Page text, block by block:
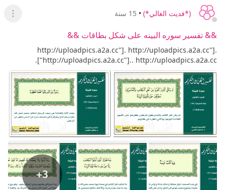
(*فديت الغالي*) • 15 سنة
عرض
&& تفسير سوره البينه على شكل بطاقات &&
http://uploadpics.a2a.cc"]. http://uploadpics.a2a.cc"].
http://uploadpics.a2a.cc"].. http://uploadpics.a2a.cc"].
+3